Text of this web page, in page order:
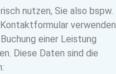
nutzen, Sie also bspw.
verwenden
einer Leistung
Diese Daten sind die